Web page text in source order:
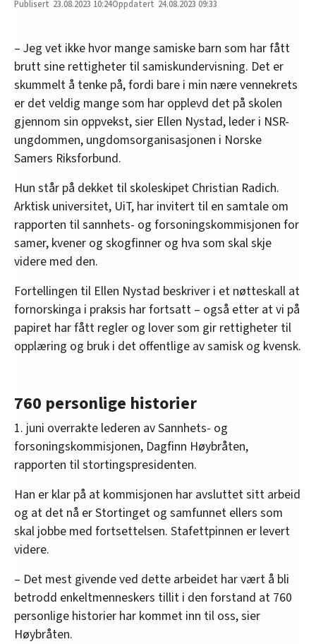
23.08.2023 10:24 24.08.2023 09:33
– Jeg vet ikke hvor mange samiske barn som har fått
brutt sine rettigheter til samiskundervisning. Det er
skummelt å tenke på, fordi bare i min nære vennekrets
er det veldig mange som har opplevd det på skolen
gjennom sin oppvekst, sier Ellen Nystad, leder i NSR-
ungdommen, ungdomsorganisasjonen i Norske
Samers Riksforbund.
Hun står på dekket til skoleskipet Christian Radich.
Arktisk universitet, UiT, har invitert til en samtale om
rapporten til sannhets- og forsoningskommisjonen for
samer, kvener og skogfinner og hva som skal skje
videre med den.
Fortellingen til Ellen Nystad beskriver i et nøtteskall at
fornorskinga i praksis har fortsatt – også etter at vi på
papiret har fått regler og lover som gir rettigheter til
opplæring og bruk i det offentlige av samisk og kvensk.
760 personlige historier
1. juni overrakte lederen av Sannhets- og
forsoningskommisjonen, Dagfinn Høybråten,
rapporten til stortingspresidenten.
Han er klar på at kommisjonen har avsluttet sitt arbeid
og at det nå er Stortinget og samfunnet ellers som
skal jobbe med fortsettelsen. Stafettpinnen er levert
videre.
– Det mest givende ved dette arbeidet har vært å bli
betrodd enkeltmenneskers tillit i den forstand at 760
personlige historier har kommet inn til oss, sier
Høybråten.